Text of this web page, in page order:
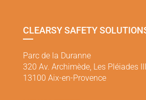
CLEARSY SAFETY
Parc de la Duranne
320 Av. Archimède, Les Pléiades III
13100 Aix-en-Provence